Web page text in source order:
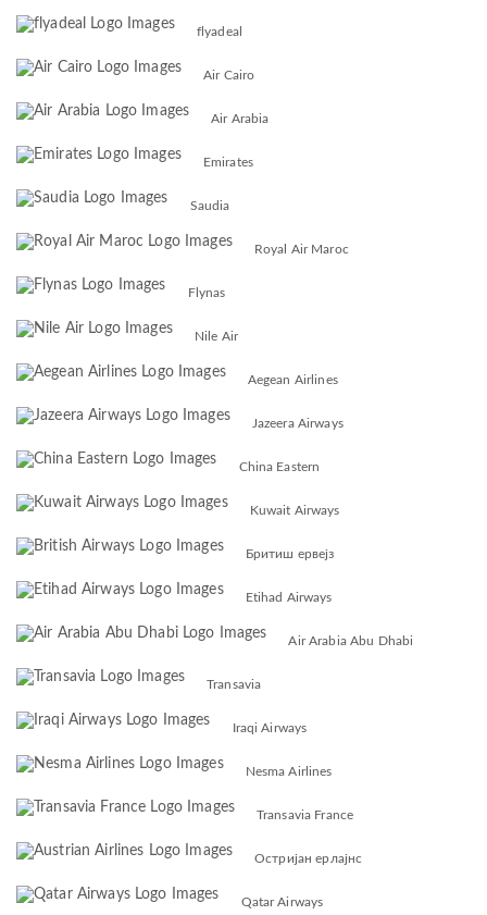
flyadeal
Air Cairo
Air Arabia
Emirates
Saudia
Royal Air Maroc
Flynas
Nile Air
Aegean Airlines
Jazeera Airways
China Eastern
Kuwait Airways
Бритиш ервејз
Etihad Airways
Air Arabia Abu Dhabi
Transavia
Iraqi Airways
Nesma Airlines
Transavia France
Остријан ерлајнс
Qatar Airways